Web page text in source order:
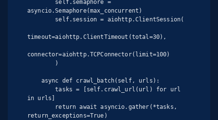
asyncio.Semaphore(max_concurrent)
timeout=aiohttp.ClientTimeout(total=30),
connector=aiohttp.TCPConnector(limit=100)
        tasks = [self.crawl_url(url) for url
in urls]
return_exceptions=True)